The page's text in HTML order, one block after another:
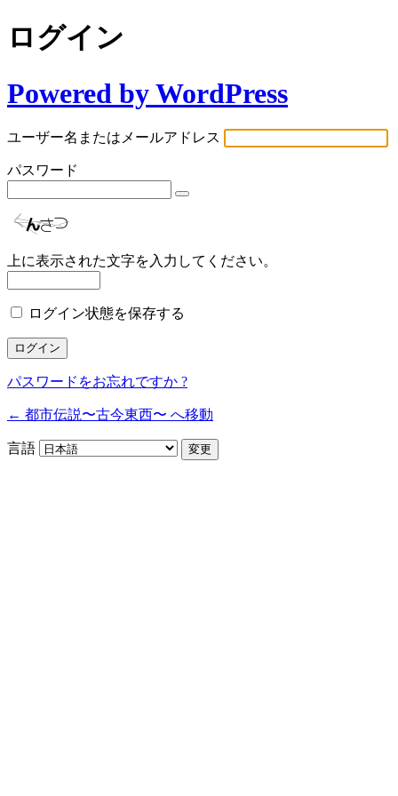
ログイン
Powered by WordPress
ユーザー名またはメールアドレス
パスワード
上に表示された文字を入力してください。
ログイン状態を保存する
パスワードをお忘れですか ?
← 都市伝説〜古今東西〜 へ移動
言語